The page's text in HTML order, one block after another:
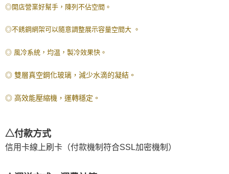
※ 交易是否成功請以「AFTEE先享後付 」之結帳頁面顯示為準，若有關於
客戶支援中心」https://netprotections.freshdesk.com/support/home
１．透過由恩沛科技股份有限公司提供之「AFTEE先享後付」服務完成之交
權轉讓予恩沛科技股份有限公司。
３．未成年的使用者請事先徵得法定代理人或監護人之同意方可使用
４．使用「AFTEE先享後付」時，將依據個別帳號之用戶狀況，依本公司即
時審查核予不同之上限額度；若仍有額度不足之情形，本公司將視審查結果
請求用戶進行身份認證。
◎開店營業好幫手，陳列不佔空間。
◎不銹鋼網架可以隨意調整展示容量空間大 。
◎ 風冷系統，均温，製冷效果快。
◎ 雙層真空鋼化玻璃，減少水滴的凝結。
◎ 高效能壓縮機，運轉穩定。
△付款方式
信用卡線上刷卡（付款機制符合SSL加密機制）